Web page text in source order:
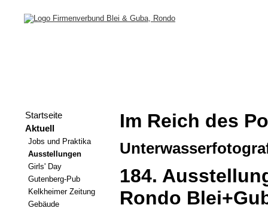
Startseite
Aktuell
Jobs und Praktika
Ausstellungen
Girls' Day
Gutenberg-Pub
Kelkheimer Zeitung
Gebäude
Im Reich des
184.
Rondo